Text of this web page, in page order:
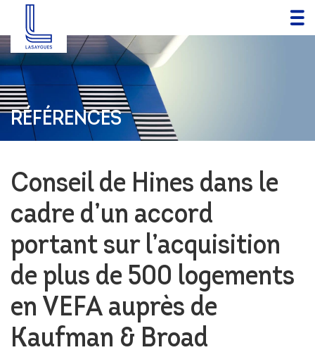
RÉFÉRENCES
Conseil de Hines dans le
cadre d’un accord
portant sur l’acquisition
de plus de 500 logements
en VEFA auprès de
Kaufman & Broad